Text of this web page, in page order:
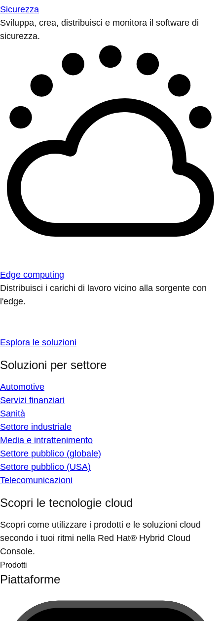
Sicurezza
Sviluppa, crea, distribuisci e monitora il software di
sicurezza.
Edge computing
Distribuisci i carichi di lavoro vicino alla sorgente con
l'edge.
Esplora le soluzioni
Soluzioni per settore
Automotive
Servizi finanziari
Sanità
Settore industriale
Media e intrattenimento
Settore pubblico (globale)
Settore pubblico (USA)
Telecomunicazioni
Scopri le tecnologie cloud
Scopri come utilizzare i prodotti e le soluzioni cloud
secondo i tuoi ritmi nella Red Hat® Hybrid Cloud
Console.
Prodotti
Piattaforme